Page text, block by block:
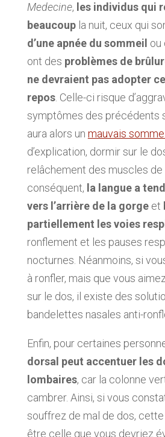
Medecine, les individus qui
beaucoupla nuit, ceux qui
d’une apnée du sommeil ou
ont des problèmes de
ne devraient pas adopter
repos. Celle-ci risque
symptômes des précédents
aura alors un mauvais
d’explication, dormir sur le
relâchement des muscles de
conséquent, la langue a
vers l’arrière de la gorgeet
partiellement les voies
ronflement et les pauses
nocturnes. Néanmoins, si
à ronfler, mais que vous
sur le dos, il existe des
bandelettes nasales anti-
Enfin, pour certaines
dorsal peut accentuer les
lombaires, car la colonne
cambrer. Ainsi, si vous
souffrez de mal de dos,
être celle que vous devriez